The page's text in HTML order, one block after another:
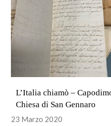
L’Italia chiamò –
Chiesa di San Gennaro
23 Marzo 2020